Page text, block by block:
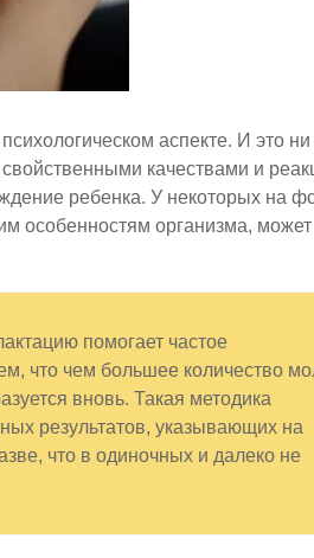
аспекте. И это ни
качествами и
ребенка. У некоторых на
особенностям организма, может
помогает частое
что чем большее количество
вновь. Такая методика
результатов, указывающих на
что в одиночных и далеко не